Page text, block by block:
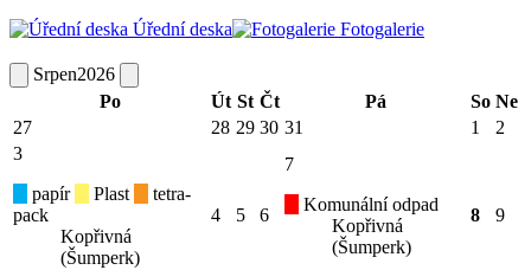
Úřední deska
Fotogalerie
Srpen2026
Po
Út St Čt Pá So Ne
27
28 29 30 31 1
2
3
papír
Plast
tetra-
pack
Kopřivná
(Šumperk)
4 5 6
7
Komunální odpad
Kopřivná
(Šumperk)
8 9